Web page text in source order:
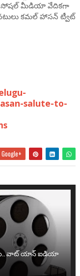
సోషల్ మీడియా వేదికగా
కమల్ హాసన్ ట్వీట్
salute-to-
Google+
వాట్ యాన్ ఐడియా